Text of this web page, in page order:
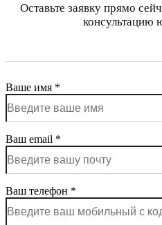
Оставьте заявку прямо
консультацию
Ваше имя *
Ваш email *
Ваш телефон *